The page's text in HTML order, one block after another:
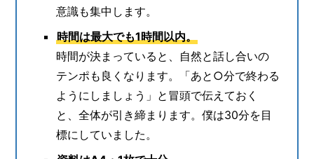
意識も集中します。
時間は最大でも1時間以内。
時間が決まっていると、自然と話し合いの
テンポも良くなります。「あと○分で終わる
ようにしましょう」と冒頭で伝えておく
と、全体が引き締まります。僕は30分を目
標にしていました。